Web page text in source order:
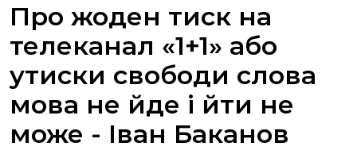
ВІДЕОГАЛЕРЕЯ
КОНТАКТИ ПРЕСЦЕНТРУ
Про жоден тиск на
телеканал «1+1» або
утиски свободи слова
мова не йде і йти не
може - Іван Баканов